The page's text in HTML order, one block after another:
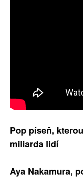
Pop píseň,
miliarda lidí
Aya Nakamura,